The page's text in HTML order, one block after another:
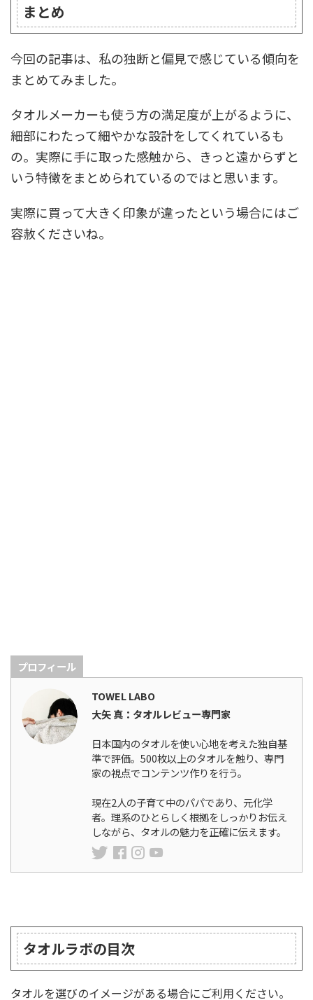
まとめ
今回の記事は、私の独断と偏見で感じている傾向を
まとめてみました。
タオルメーカーも使う方の満足度が上がるように、
細部にわたって細やかな設計をしてくれているも
の。実際に手に取った感触から、きっと遠からずと
いう特徴をまとめられているのではと思います。
実際に買って大きく印象が違ったという場合にはご
容赦くださいね。
プロフィール
TOWEL LABO
大矢 真：タオルレビュー専門家
日本国内のタオルを使い心地を考えた独自基
準で評価。500枚以上のタオルを触り、専門
家の視点でコンテンツ作りを行う。
現在2人の子育て中のパパであり、元化学
者。理系のひとらしく根拠をしっかりお伝え
しながら、タオルの魅力を正確に伝えます。
タオルラボの目次
タオルを選びのイメージがある場合にご利用ください。